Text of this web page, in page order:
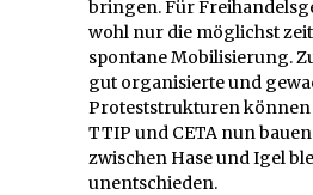
bringen. Für
wohl nur die möglichst
spontane Mobilisierung.
gut organisierte und
Proteststrukturen können
TTIP und CETA nun
zwischen Hase und Igel
unentschieden.